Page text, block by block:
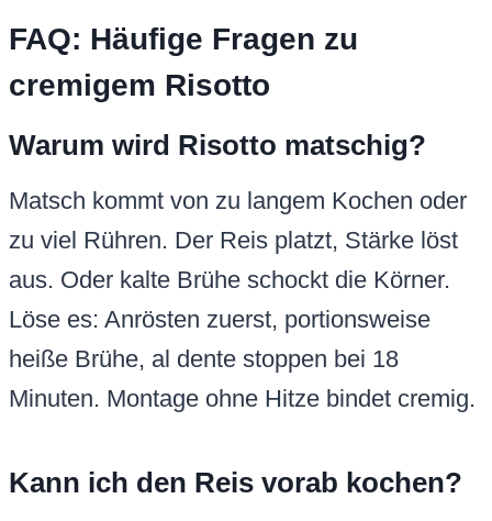
FAQ: Häufige Fragen zu
cremigem Risotto
Warum wird Risotto matschig?
Matsch kommt von zu langem Kochen oder
zu viel Rühren. Der Reis platzt, Stärke löst
aus. Oder kalte Brühe schockt die Körner.
Löse es: Anrösten zuerst, portionsweise
heiße Brühe, al dente stoppen bei 18
Minuten. Montage ohne Hitze bindet cremig.
Kann ich den Reis vorab kochen?